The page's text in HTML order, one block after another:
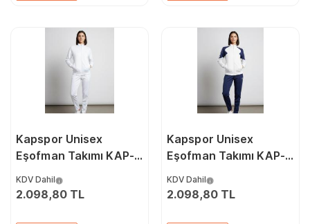
Kapspor Unisex
Eşofman Takımı KAP-
KDV Dahil
2.098,80 TL
Kapspor Unisex
Eşofman Takımı KAP-
KDV Dahil
2.098,80 TL